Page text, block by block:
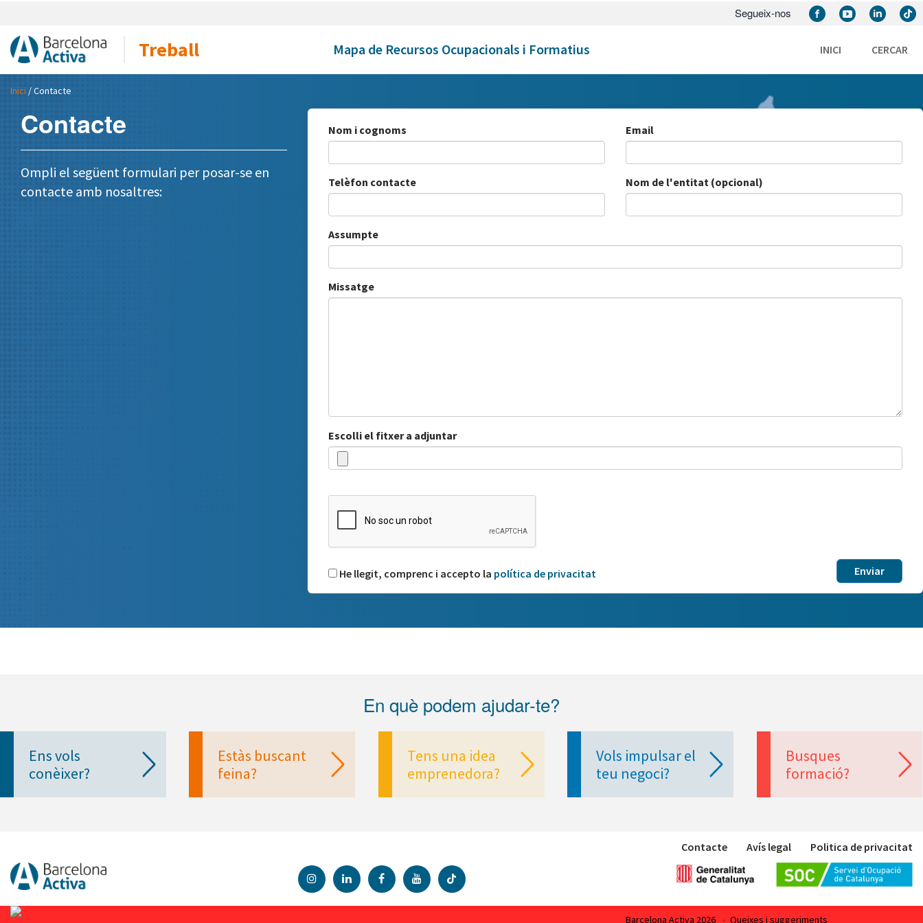
Segueix-nos
Mapa de Recursos Ocupacionals i Formatius
Treball INICI CERCAR
Inici / Contacte
Contacte
Ompli el següent formulari per posar-se en
contacte amb nosaltres:
Nom i cognoms Email
Telèfon contacte Nom de l'entitat (opcional)
Assumpte
Missatge
Escolli el fitxer a adjuntar
He llegit, comprenc i accepto la política de privacitat
En què podem ajudar-te?
Ens vols
conèixer?
Estàs buscant
feina?
Tens una idea
emprenedora?
Vols impulsar el
teu negoci?
Busques
formació?
Contacte Avís legal Politica de privacitat
Barcelona Activa 2026 • Queixes i suggeriments